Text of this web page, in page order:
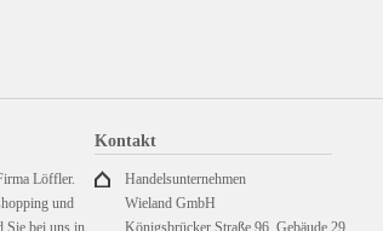
Löffler.
und
Sie bei uns in
Kontakt
Handelsunternehmen
Wieland GmbH
Königsbrücker Straße 96, Gebäude 29